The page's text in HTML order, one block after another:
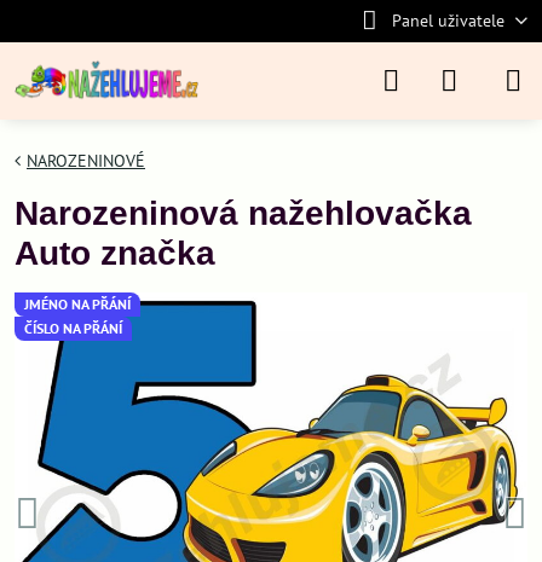
Panel uživatele
JMÉNO NA PŘÁNÍ
ČÍSLO NA PŘÁNÍ
NAROZENINOVÉ
Narozeninová nažehlovačka
Auto značka